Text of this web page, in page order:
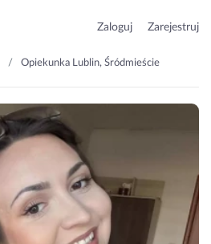
Zaloguj Zarejestruj
Opiekunka Lublin, Śródmieście